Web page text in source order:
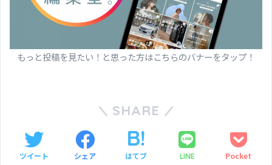
もっと投稿を見たい！と思った方はこちらのバナーをタップ！
SHARE
ツイート シェア はてブ LINE Pocket